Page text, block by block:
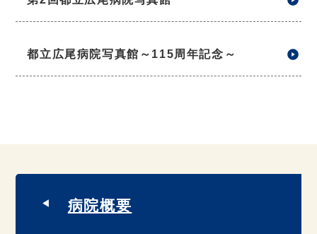
都立広尾病院写真館～115周年記念～
病院概要